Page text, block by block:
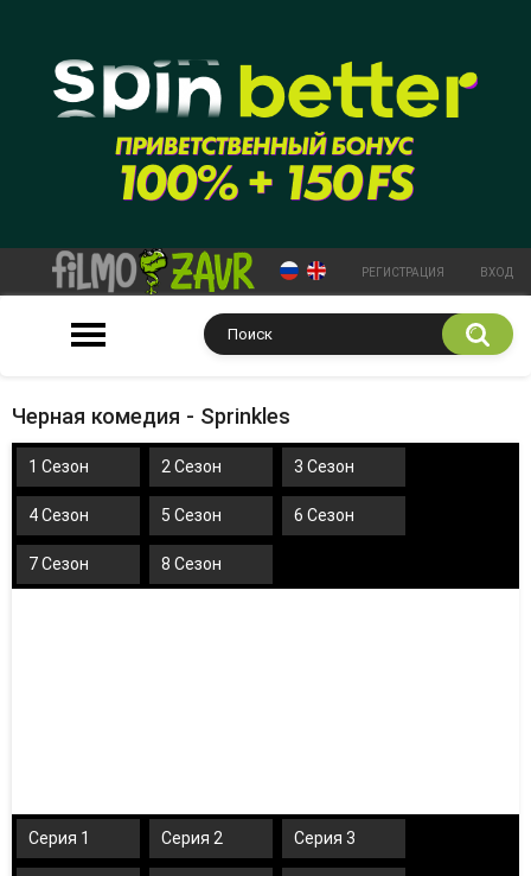
РЕГИСТРАЦИЯ ВХОД
Черная комедия - Sprinkles
1 Сезон 2 Сезон 3 Сезон
4 Сезон 5 Сезон 6 Сезон
7 Сезон 8 Сезон
Серия 1 Серия 2 Серия 3